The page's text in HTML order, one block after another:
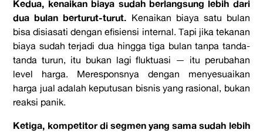
Kedua, kenaikan biaya sudah berlangsung lebih dari
dua bulan berturut-turut. Kenaikan biaya satu bulan
bisa disiasati dengan efisiensi internal. Tapi jika tekanan
biaya sudah terjadi dua hingga tiga bulan tanpa tanda-
tanda turun, itu bukan lagi fluktuasi — itu perubahan
level harga. Meresponsnya dengan menyesuaikan
harga jual adalah keputusan bisnis yang rasional, bukan
reaksi panik.
Ketiga, kompetitor di segmen yang sama sudah lebih